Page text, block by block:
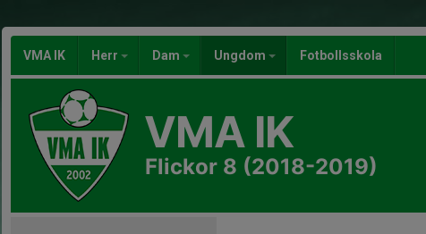
VMA IK Herr Dam Ungdom Fotbollsskola
VMA IK
Flickor 8 (2018-2019)